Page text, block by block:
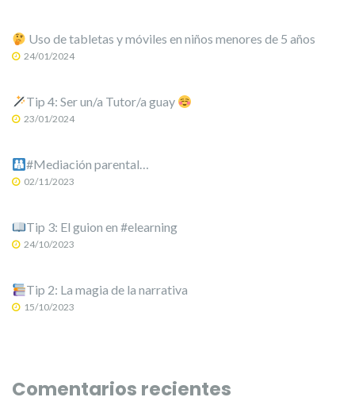
Uso de tabletas y móviles en niños menores de 5 años
24/01/2024
Tip 4: Ser un/a Tutor/a guay
23/01/2024
#Mediación parental…
02/11/2023
Tip 3: El guion en #elearning
24/10/2023
Tip 2: La magia de la narrativa
15/10/2023
Comentarios recientes